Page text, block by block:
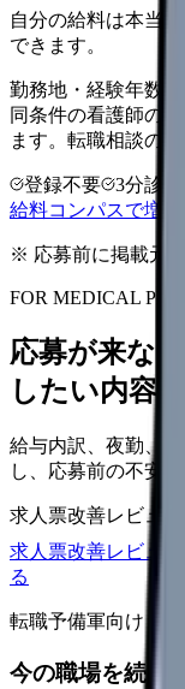
自分の給料は本当
できます。
勤務地・経験年数
同条件の看護師の
ます。転職相談の
登録不要 3分診断
給料コンパスで増額
※ 応募前に掲載元
FOR MEDICAL
応募が来な
したい内容
給与内訳、夜勤、
し、応募前の不安
求人票改善レビュー
求人票改善レビュー
る
転職予備軍向け
今の職場を続け